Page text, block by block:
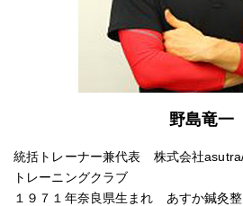
野島竜一
統括トレーナー兼代表 株式会社
トレーニングクラブ
１９７１年奈良県生まれ あすか鍼灸